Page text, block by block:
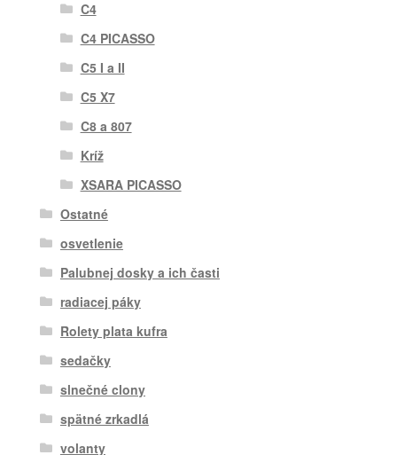
C4
C4 PICASSO
C5 I a II
C5 X7
C8 a 807
Kríž
XSARA PICASSO
Ostatné
osvetlenie
Palubnej dosky a ich časti
radiacej páky
Rolety plata kufra
sedačky
slnečné clony
spätné zrkadlá
volanty